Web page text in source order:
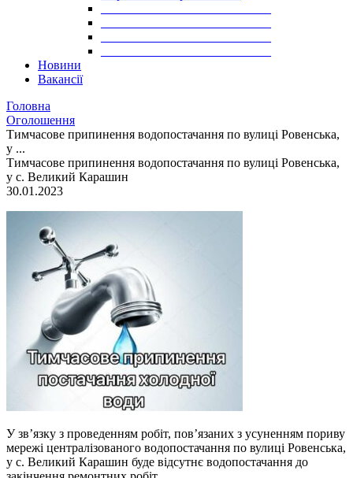
Новини
Вакансії
Головна
Оголошення
Тимчасове припинення водопостачання по вулиці Ровенська,
у ...
Тимчасове припинення водопостачання по вулиці Ровенська,
у с. Великий Карашин
30.01.2023
У зв’язку з проведенням робіт, пов’язаних з усуненням пориву
мережі централізованого водопостачання по вулиці Ровенська,
у с. Великий Карашин буде відсутнє водопостачання до